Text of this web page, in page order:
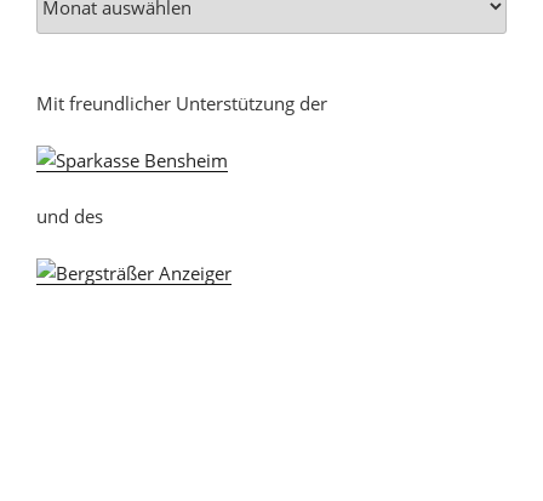
Mit freundlicher Unterstützung der
und des